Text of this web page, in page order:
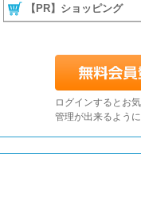
【PR】ショッピング
ログインするとお
管理が出来るよう